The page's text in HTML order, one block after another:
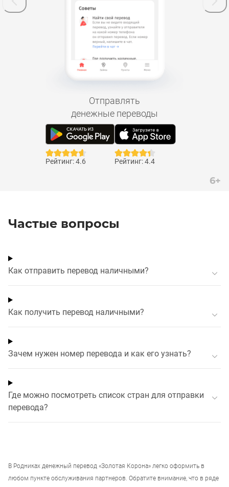
Отправлять
денежные переводы
Рейтинг: 4.6 Рейтинг: 4.4
6+
Частые вопросы
Как отправить перевод наличными?
Как получить перевод наличными?
Зачем нужен номер перевода и как его узнать?
Где можно посмотреть список стран для отправки
перевода?
В Родниках денежный перевод «Золотая Корона» легко оформить в
любом пункте обслуживания партнеров. Обратите внимание, что в ряде